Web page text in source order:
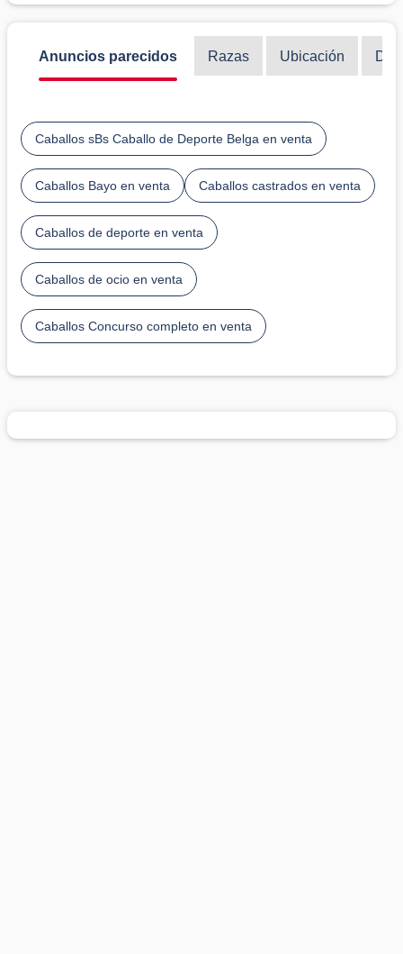
Anuncios parecidos Razas Ubicación
Caballos sBs Caballo de Deporte Belga en venta
Caballos Bayo en venta Caballos castrados en venta
Caballos de deporte en venta
Caballos de ocio en venta
Caballos Concurso completo en venta